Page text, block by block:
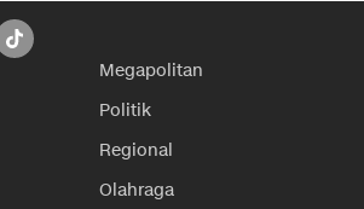
Megapolitan
Politik
Regional
Olahraga